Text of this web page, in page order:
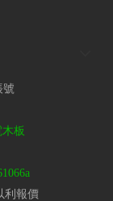
號
板
利報價​